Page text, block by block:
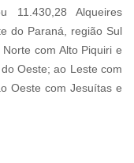
11.430,28 Alqueires
do Paraná, região Sul
com Alto Piquiri e
Oeste; ao Leste com
Oeste com Jesuítas e